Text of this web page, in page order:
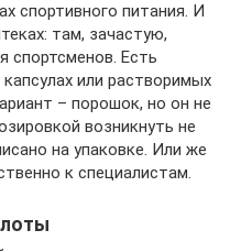
спортивного питания. И
там, зачастую,
спортсменов. Есть
или растворимых
– порошок, но он не
возникнуть не
на упаковке. Или же
к специалистам.